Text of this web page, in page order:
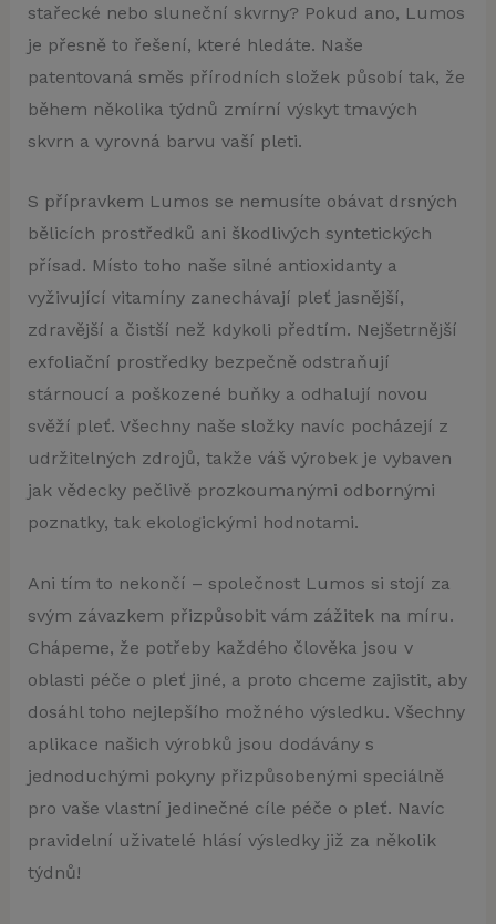
stařecké nebo sluneční skvrny? Pokud ano, Lumos
je přesně to řešení, které hledáte. Naše
patentovaná směs přírodních složek působí tak, že
během několika týdnů zmírní výskyt tmavých
skvrn a vyrovná barvu vaší pleti.
S přípravkem Lumos se nemusíte obávat drsných
bělicích prostředků ani škodlivých syntetických
přísad. Místo toho naše silné antioxidanty a
vyživující vitamíny zanechávají pleť jasnější,
zdravější a čistší než kdykoli předtím. Nejšetrnější
exfoliační prostředky bezpečně odstraňují
stárnoucí a poškozené buňky a odhalují novou
svěží pleť. Všechny naše složky navíc pocházejí z
udržitelných zdrojů, takže váš výrobek je vybaven
jak vědecky pečlivě prozkoumanými odbornými
poznatky, tak ekologickými hodnotami.
Ani tím to nekončí – společnost Lumos si stojí za
svým závazkem přizpůsobit vám zážitek na míru.
Chápeme, že potřeby každého člověka jsou v
oblasti péče o pleť jiné, a proto chceme zajistit, aby
dosáhl toho nejlepšího možného výsledku. Všechny
aplikace našich výrobků jsou dodávány s
jednoduchými pokyny přizpůsobenými speciálně
pro vaše vlastní jedinečné cíle péče o pleť. Navíc
pravidelní uživatelé hlásí výsledky již za několik
týdnů!